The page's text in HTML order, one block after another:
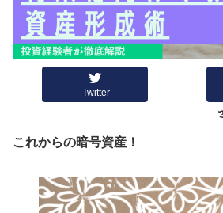
Twitter
これからの暗号資産！